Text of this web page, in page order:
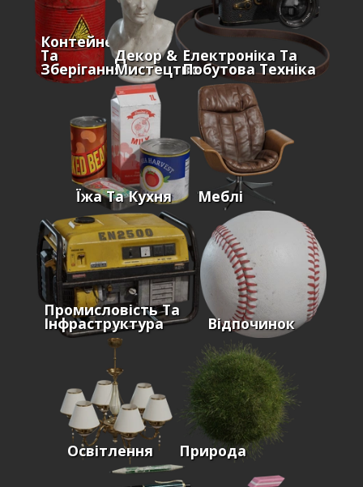
Контейнери
Та
Зберігання
Декор &
Мистецтво
Електроніка Та
Побутова Техніка
Їжа Та Кухня Меблі
Промисловість Та
Інфраструктура Відпочинок
Освітлення Природа